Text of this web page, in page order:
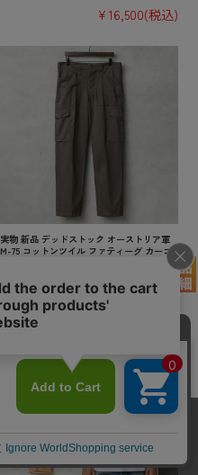
¥16,500(税込)
実物 新品 デッドストック オーストリア軍
M-75 コットンツイル ファティーグ カーゴ
パンツ ノータック【キャンペーン対象外】
¥7,480(税込)